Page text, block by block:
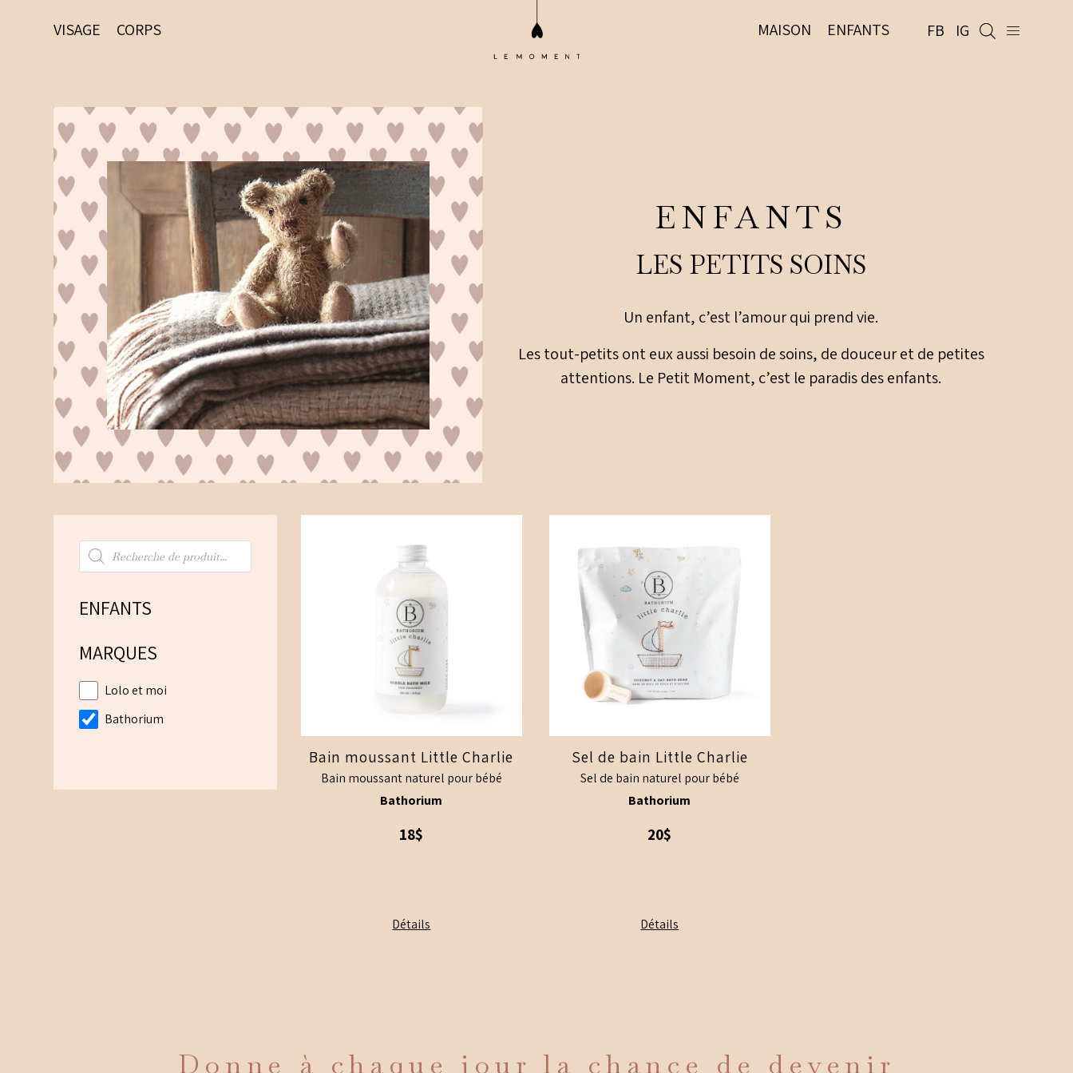
VISAGE CORPS MAISON ENFANTS FB IG
ENFANTS
LES PETITS SOINS
Un enfant, c’est l’amour qui prend vie.
Les tout-petits ont eux aussi besoin de soins, de douceur et de petites
attentions. Le Petit Moment, c’est le paradis des enfants.
Recherche
de
produits
ENFANTS
MARQUES
Lolo et moi
Bathorium
Bain moussant Little Charlie
Bain moussant naturel pour bébé
Bathorium
18$
Détails
Sel de bain Little Charlie
Sel de bain naturel pour bébé
Bathorium
20$
produit
options
Détails
Donne à chaque jour la chance de devenir